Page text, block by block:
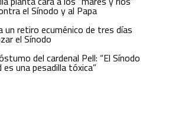
el Sínodo y al Papa
un retiro ecuménico de tres días
el Sínodo
del cardenal Pell: “El Sínodo
es una pesadilla tóxica”